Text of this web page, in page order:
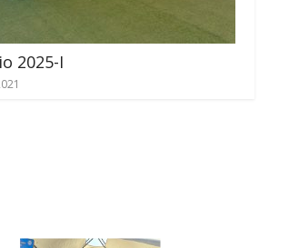
2025-I